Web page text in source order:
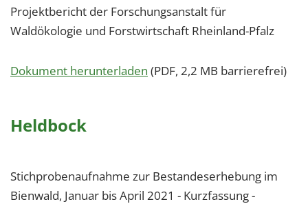
Projektbericht der Forschungsanstalt für
Waldökologie und Forstwirtschaft Rheinland-Pfalz
Dokument herunterladen (PDF, 2,2 MB barrierefrei)
Heldbock
Stichprobenaufnahme zur Bestandeserhebung im
Bienwald, Januar bis April 2021 - Kurzfassung -